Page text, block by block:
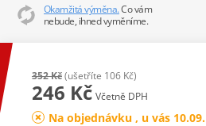
Okamžitá výměna.Co vám
nebude, ihned vyměníme.
352 Kč(ušetříte 106 Kč)
246 Kč Včetně DPH
Na objednávku , u vás 10.09.